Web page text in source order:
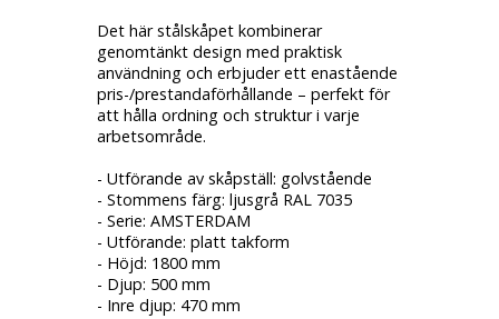
Det här stålskåpet kombinerar
genomtänkt design med praktisk
användning och erbjuder ett enastående
pris-/prestandaförhållande – perfekt för
att hålla ordning och struktur i varje
arbetsområde.
- Utförande av skåpställ: golvstående
- Stommens färg: ljusgrå RAL 7035
- Serie: AMSTERDAM
- Utförande: platt takform
- Höjd: 1800 mm
- Djup: 500 mm
- Inre djup: 470 mm